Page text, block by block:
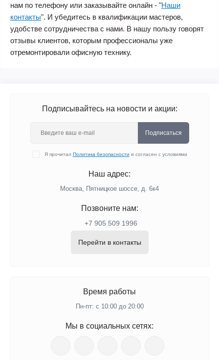
нам по телефону или заказывайте онлайн - "Наши
контакты". И убедитесь в квалификации мастеров,
удобстве сотрудничества с нами. В нашу пользу говорят
отзывы клиентов, которым профессионалы уже
отремонтировали офисную технику.
Подписывайтесь на новости и акции:
Подписаться
Я прочитал Политика безопасности и согласен с условиями
Наш адрес:
Москва, Пятницкое шоссе, д. 6к4
Позвоните нам:
+7 905 509 1996
Перейти в контакты
Время работы
Пн-пт: с 10:00 до 20:00
Мы в социальных сетях: